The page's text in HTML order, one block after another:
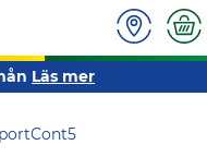
Läs mer